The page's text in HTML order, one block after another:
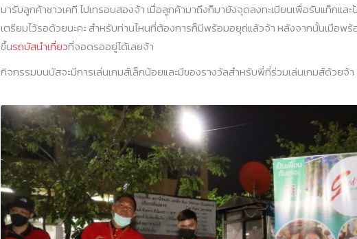
มารับลูกค้าชาวเคที ไปเทรอบสองจ้า เมื่อลูกค้ามาถึงก็มายังจุดลงทะเบียนเพื่อรับแท็กแล
เตรียมไว้รอด้วยนะคะ สำหรับท่านไหนที่ต้องการก็มีพร้อมอยุถ่แล้วจ้า หลังจากนั้นเมือพ
ขึ้นรถบัสนำเที่ยวที่จอดรออยู่ได้เลยจ้า
กิจกรรมบนบัสจะมีการเล่นเกมส์เล็กน้อยและมีของรางวัลสำหรับพี่ที่ร่วมเล่นเกมส์ด้วยจ้า